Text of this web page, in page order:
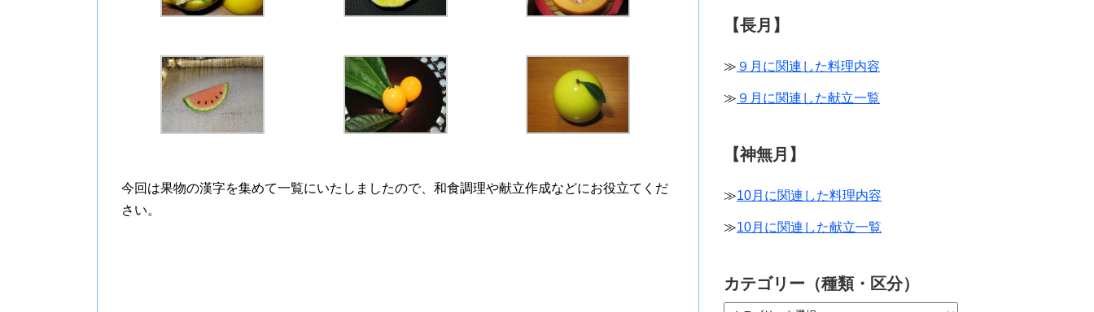
今回は果物の漢字を集めて一覧にいたしましたので、和食調理や献立作成などにお役立てくだ
さい。
【長月】
≫ ９月に関連した料理内容
≫ ９月に関連した献立一覧
【神無月】
≫10月に関連した料理内容
≫10月に関連した献立一覧
カテゴリー（種類・区分）